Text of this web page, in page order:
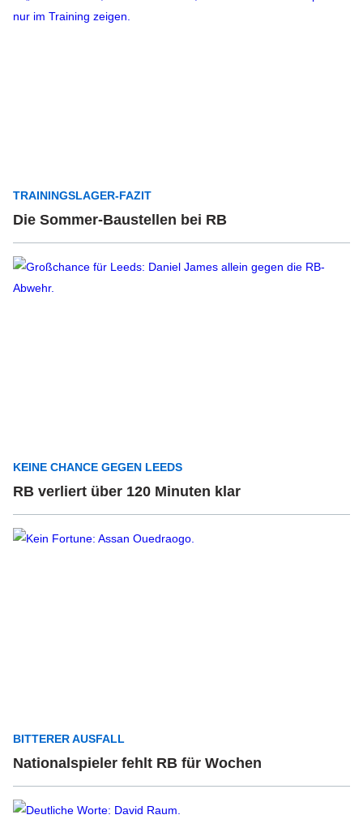
TRAININGSLAGER-FAZIT
Die Sommer-Baustellen bei RB
KEINE CHANCE GEGEN LEEDS
RB verliert über 120 Minuten klar
BITTERER AUSFALL
Nationalspieler fehlt RB für Wochen